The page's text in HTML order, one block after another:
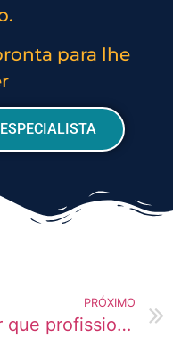
para lhe
PRÓXIMO
Por que profissionais de saúde está usando mais K2 atualmente?